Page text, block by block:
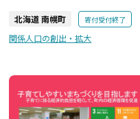
北海道 南幌町 寄付受付終了
関係人口の創出・拡大